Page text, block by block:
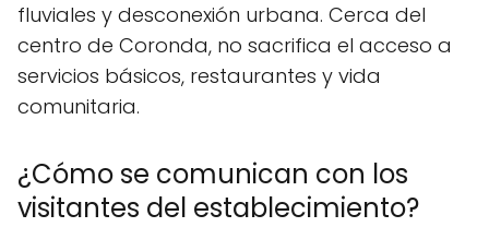
fluviales y desconexión urbana. Cerca del
centro de Coronda, no sacrifica el acceso a
servicios básicos, restaurantes y vida
comunitaria.
¿Cómo se comunican con los
visitantes del establecimiento?